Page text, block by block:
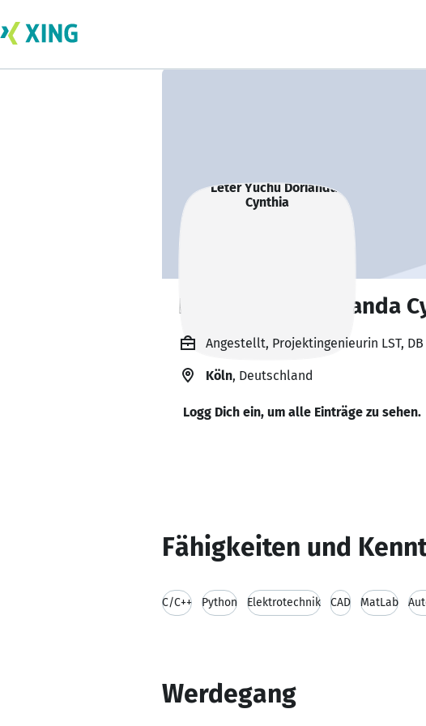
Leter Yuchu Dorianda
Angestellt, Projektingenieurin LST, DB
Köln, Deutschland
Logg Dich ein, um alle Einträge zu sehen.
Fähigkeiten und
C/C++ Python Elektrotechnik CAD MatLab
Werdegang